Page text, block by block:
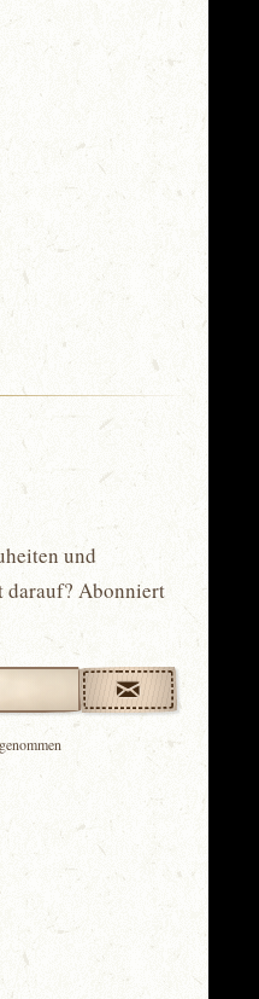
und
darauf? Abonniert